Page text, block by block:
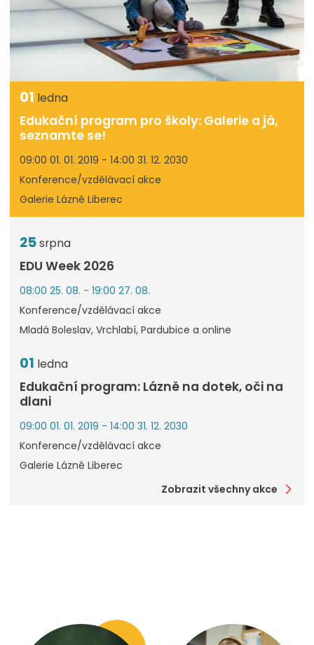
01 ledna
Edukační program pro školy: Galerie a já,
seznamte se!
09:00 01. 01. 2019 - 14:00 31. 12. 2030
Konference/vzdělávací akce
Galerie Lázně Liberec
25srpna
EDU Week 2026
08:00 25. 08. - 19:00 27. 08.
Konference/vzdělávací akce
Mladá Boleslav, Vrchlabí, Pardubice a online
01 ledna
Edukační program: Lázně na dotek, oči na
dlani
09:00 01. 01. 2019 - 14:00 31. 12. 2030
Konference/vzdělávací akce
Galerie Lázně Liberec
Zobrazit všechny akce